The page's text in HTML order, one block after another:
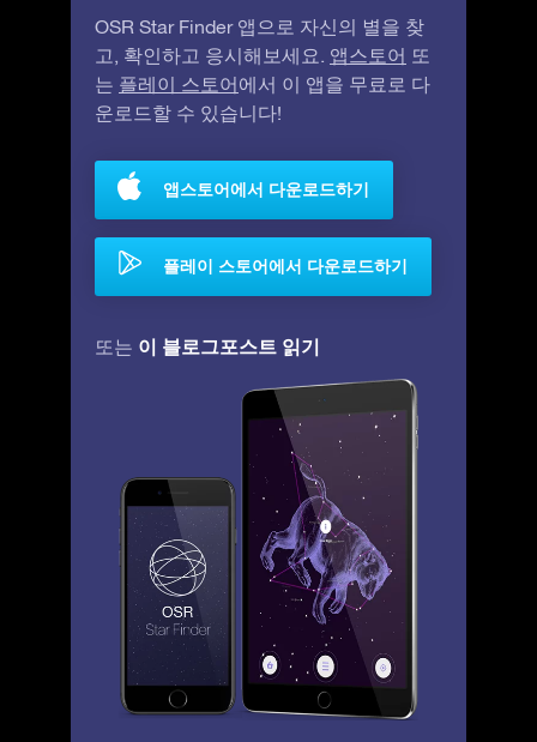
OSR Star Finder 앱으로 자신의 별을 찾
고, 확인하고 응시해보세요. 앱스토어 또
는 플레이 스토어에서 이 앱을 무료로 다
운로드할 수 있습니다!
앱스토어에서 다운로드하기
플레이 스토어에서 다운로드하기
또는 이 블로그포스트 읽기